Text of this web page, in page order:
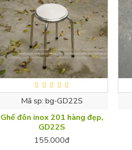
Mã sp: bg-GD22S
Ghế đôn inox 201 hàng đẹp,
GD22S
155.000đ